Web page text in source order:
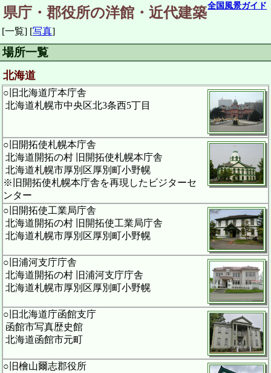
全国風景ガイド
県庁・郡役所の洋館・近代建築
[一覧] [写真]
場所一覧
北海道
○旧北海道庁本庁舎
北海道札幌市中央区北3条西5丁目
○旧開拓使札幌本庁舎
北海道開拓の村 旧開拓使札幌本庁舎
北海道札幌市厚別区厚別町小野幌
※旧開拓使札幌本庁舎を再現したビジターセ
ンター
○旧開拓使工業局庁舎
北海道開拓の村 旧開拓使工業局庁舎
北海道札幌市厚別区厚別町小野幌
○旧浦河支庁庁舎
北海道開拓の村 旧浦河支庁庁舎
北海道札幌市厚別区厚別町小野幌
○旧北海道庁函館支庁
函館市写真歴史館
北海道函館市元町
○旧檜山爾志郡役所